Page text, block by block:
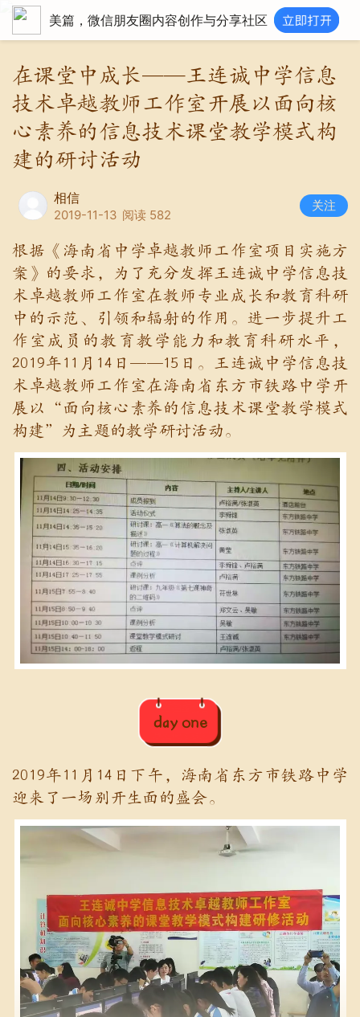
美篇，微信朋友圈内容创作与分享社区
在课堂中成长——王连诚中学信息
技术卓越教师工作室开展以面向核
心素养的信息技术课堂教学模式构
建的研讨活动
相信
2019-11-13 阅读 582
关注
根据《海南省中学卓越教师工作室项目实施方
案》的要求，为了充分发挥王连诚中学信息技
术卓越教师工作室在教师专业成长和教育科研
中的示范、引领和辐射的作用。进一步提升工
作室成员的教育教学能力和教育科研水平，
2019年11月14日——15日。王连诚中学信息技
术卓越教师工作室在海南省东方市铁路中学开
展以“面向核心素养的信息技术课堂教学模式
构建”为主题的教学研讨活动。
day one
2019年11月14日下午，海南省东方市铁路中学
迎来了一场别开生面的盛会。